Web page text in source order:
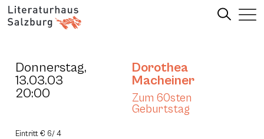
Donnerstag,
13.03.03
20:00
Dorothea
Macheiner
Zum 60sten
Geburtstag
Eintritt € 6/ 4